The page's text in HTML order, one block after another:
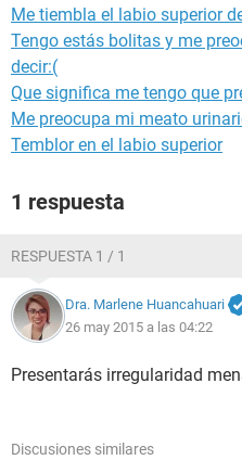
Me tiembla el labio superior
Tengo estás bolitas y me
decir:(
Que significa me tengo que
Me preocupa mi meato
Temblor en el labio superior
1 respuesta
RESPUESTA 1 / 1
Dra. Marlene Huancahuari
26 may 2015 a las 04:22
Presentarás irregularidad
Discusiones similares